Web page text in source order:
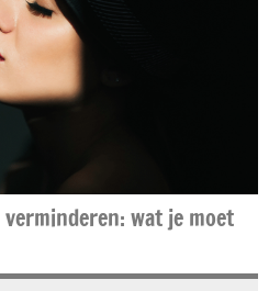
wat je moet